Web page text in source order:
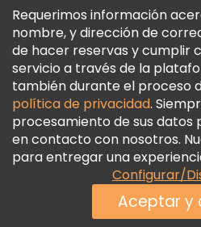
Política De Cookies
Freetour Premios
Programa De Fidelidad
Requerimos información
nombre, y dirección de
de hacer reservas y cumplir
servicio a través de la
también durante el proceso
política de privacidad.
procesamiento de sus datos
en contacto con nosotros.
para entregar una
Configurar/
Aceptar y